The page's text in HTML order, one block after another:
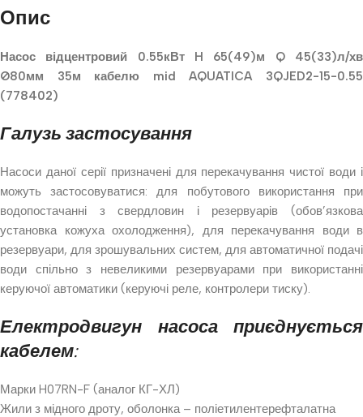
Опис
Насос відцентровий 0.55кВт H 65(49)м Q 45(33)л/хв
Ø80мм 35м кабелю mid AQUATICA 3QJED2-15-0.55
(778402)
Галузь застосування
Насоси даної серії призначені для перекачування чистої води і
можуть застосовуватися: для побутового використання при
водопостачанні з свердловин і резервуарів (обов’язкова
установка кожуха охолодження), для перекачування води в
резервуари, для зрошувальних систем, для автоматичної подачі
води спільно з невеликими резервуарами при використанні
керуючої автоматики (керуючі реле, контролери тиску).
Електродвигун насоса приєднується
кабелем:
Марки H07RN-F (аналог КГ-ХЛ)
Жили з мідного дроту, оболонка – поліетилентерефталатна